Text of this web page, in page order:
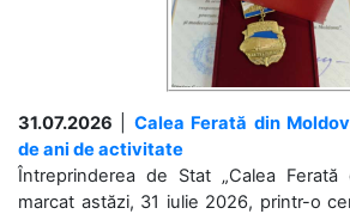
31.07.2026
Calea Ferată din
de ani de activitate
Întreprinderea de Stat „Calea Ferată
marcat astăzi, 31 iulie 2026, printr-o